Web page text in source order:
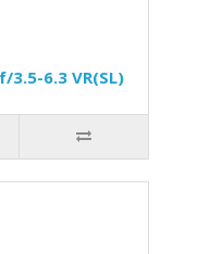
3.5-6.3 VR(SL)